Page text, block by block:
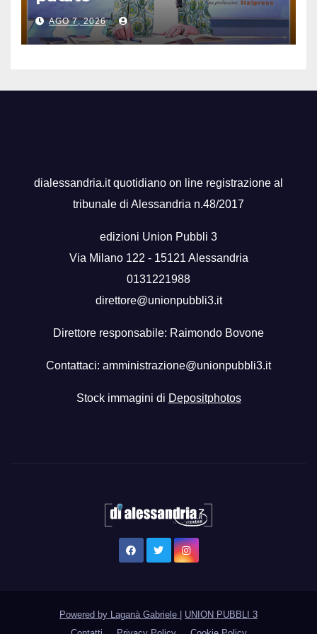
AGO 7, 2026
dialessandria.it quotidiano on line registrazione al
tribunale di Alessandria n.48/2017
edizioni Union Pubbli 3
Via Milano 122 - 15121 Alessandria
0131221988
direttore@unionpubbli3.it
Direttore responsabile: Raimondo Bovone
Contattaci: amministrazione@unionpubbli3.it
Stock immagini di Depositphotos
Powered by Laganà Gabriele
UNION PUBBLI 3